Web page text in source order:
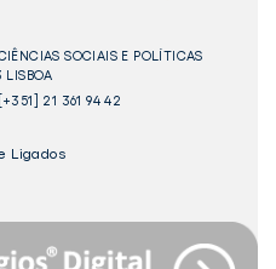
SOCIAIS E POLÍTICAS
LISBOA
21 361 94 42
Ligados